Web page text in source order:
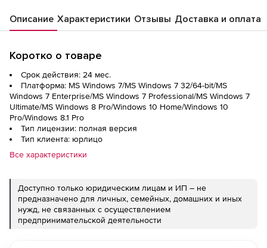
Описание Характеристики Отзывы Доставка и оплата
Коротко о товаре
Срок действия: 24 мес.
Платформа: MS Windows 7/MS Windows 7 32/64-bit/MS
Windows 7 Enterprise/MS Windows 7 Professional/MS Windows 7
Ultimate/MS Windows 8 Pro/Windows 10 Home/Windows 10
Pro/Windows 8.1 Pro
Тип лицензии: полная версия
Тип клиента: юрлицо
Все характеристики
Доступно только юридическим лицам и ИП – не
предназначено для личных, семейных, домашних и иных
нужд, не связанных с осуществлением
предпринимательской деятельности